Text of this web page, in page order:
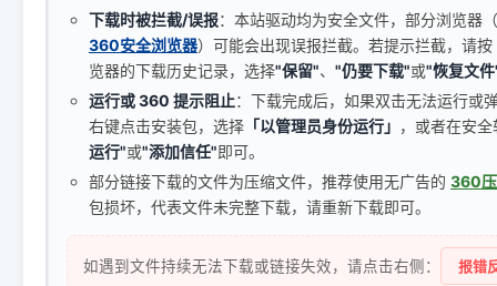
下载时被拦截/误报：本站驱动均为安全文件，部分浏览器
360安全浏览器）可能会出现误报拦截。若提示拦截，请按
览器的下载历史记录，选择"保留"、 "仍要下载"或"恢复文
运行或 360 提示阻止：下载完成后，如果双击无法运行或
右键点击安装包，选择 「以管理员身份运行」 ，或者在安
运行"或"添加信任"即可。
部分链接下载的文件为压缩文件，推荐使用无广告的 360
包损坏，代表文件未完整下载，请重新下载即可。
如遇到文件持续无法下载或链接失效，请点击右侧： 报错